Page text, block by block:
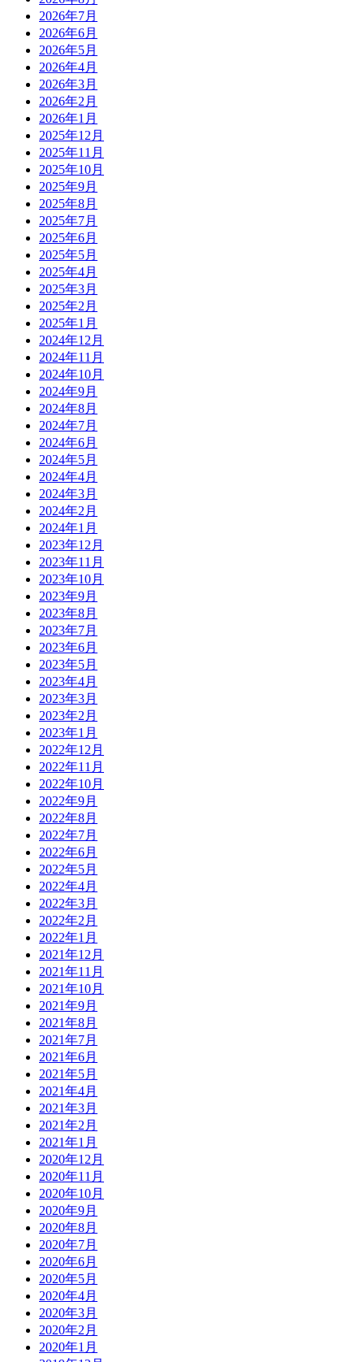
2026年7月
2026年6月
2026年5月
2026年4月
2026年3月
2026年2月
2026年1月
2025年12月
2025年11月
2025年10月
2025年9月
2025年8月
2025年7月
2025年6月
2025年5月
2025年4月
2025年3月
2025年2月
2025年1月
2024年12月
2024年11月
2024年10月
2024年9月
2024年8月
2024年7月
2024年6月
2024年5月
2024年4月
2024年3月
2024年2月
2024年1月
2023年12月
2023年11月
2023年10月
2023年9月
2023年8月
2023年7月
2023年6月
2023年5月
2023年4月
2023年3月
2023年2月
2023年1月
2022年12月
2022年11月
2022年10月
2022年9月
2022年8月
2022年7月
2022年6月
2022年5月
2022年4月
2022年3月
2022年2月
2022年1月
2021年12月
2021年11月
2021年10月
2021年9月
2021年8月
2021年7月
2021年6月
2021年5月
2021年4月
2021年3月
2021年2月
2021年1月
2020年12月
2020年11月
2020年10月
2020年9月
2020年8月
2020年7月
2020年6月
2020年5月
2020年4月
2020年3月
2020年2月
2020年1月